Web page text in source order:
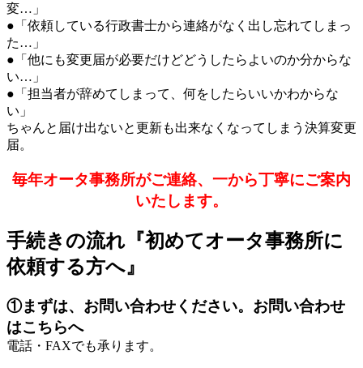
変…」
●「依頼している行政書士から連絡がなく出し忘れてしまっ
た…」
●「他にも変更届が必要だけどどうしたらよいのか分からな
い…」
●「担当者が辞めてしまって、何をしたらいいかわからな
い」
ちゃんと届け出ないと更新も出来なくなってしまう決算変更
届。
毎年オータ事務所がご連絡、一から丁寧にご案内
いたします。
手続きの流れ『初めてオータ事務所に
依頼する方へ』
①まずは、お問い合わせください。お問い合わせ
はこちらへ
電話・FAXでも承ります。